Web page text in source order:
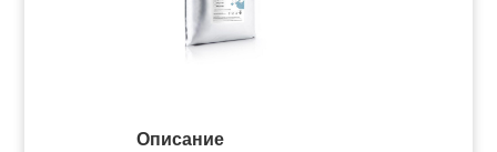
Описание